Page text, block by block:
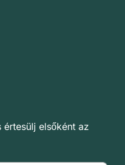
elsőként az